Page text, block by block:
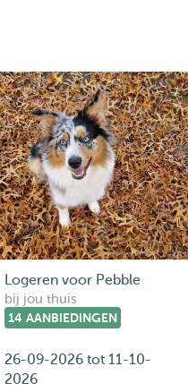
Logeren voor Pebble
bij jou thuis
14 AANBIEDINGEN
26-09-2026 tot 11-10-
2026